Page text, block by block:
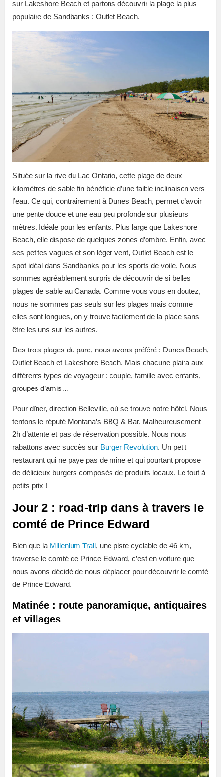
sur Lakeshore Beach et partons découvrir la plage la plus
populaire de Sandbanks : Outlet Beach.
Située sur la rive du Lac Ontario, cette plage de deux
kilomètres de sable fin bénéficie d’une faible inclinaison vers
l’eau. Ce qui, contrairement à Dunes Beach, permet d’avoir
une pente douce et une eau peu profonde sur plusieurs
mètres. Idéale pour les enfants. Plus large que Lakeshore
Beach, elle dispose de quelques zones d’ombre. Enfin, avec
ses petites vagues et son léger vent, Outlet Beach est le
spot idéal dans Sandbanks pour les sports de voile. Nous
sommes agréablement surpris de découvrir de si belles
plages de sable au Canada. Comme vous vous en doutez,
nous ne sommes pas seuls sur les plages mais comme
elles sont longues, on y trouve facilement de la place sans
être les uns sur les autres.
Des trois plages du parc, nous avons préféré : Dunes Beach,
Outlet Beach et Lakeshore Beach. Mais chacune plaira aux
différents types de voyageur : couple, famille avec enfants,
groupes d’amis…
Pour dîner, direction Belleville, où se trouve notre hôtel. Nous
tentons le réputé Montana’s BBQ & Bar. Malheureusement
2h d’attente et pas de réservation possible. Nous nous
rabattons avec succès sur Burger Revolution. Un petit
restaurant qui ne paye pas de mine et qui pourtant propose
de délicieux burgers composés de produits locaux. Le tout à
petits prix !
Jour 2 : road-trip dans à travers le
comté de Prince Edward
Bien que la Millenium Trail, une piste cyclable de 46 km,
traverse le comté de Prince Edward, c’est en voiture que
nous avons décidé de nous déplacer pour découvrir le comté
de Prince Edward.
Matinée : route panoramique, antiquaires
et villages